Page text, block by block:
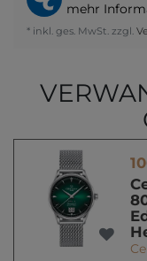
mehr
* inkl. ges. MwSt. zzgl.